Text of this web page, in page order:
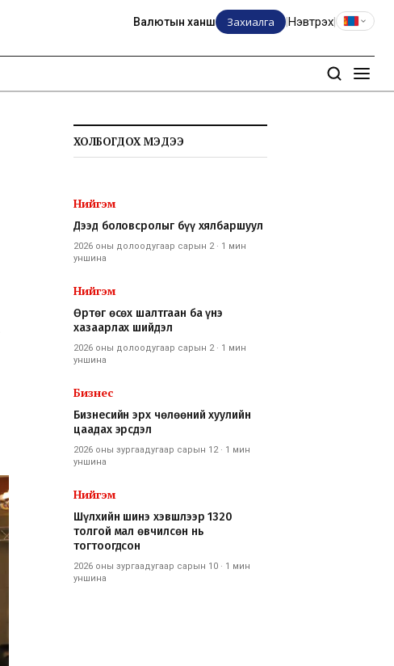
Валютын ханш Захиалга Нэвтрэх
ХОЛБОГДОХ МЭДЭЭ
Нийгэм
Дээд боловсролыг бүү хялбаршуул
2026 оны долоодугаар сарын 2· 1 мин
уншина
Нийгэм
Өртөг өсөх шалтгаан ба үнэ
хазаарлах шийдэл
2026 оны долоодугаар сарын 2· 1 мин
уншина
Бизнес
Бизнесийн эрх чөлөөний хуулийн
цаадах эрсдэл
2026 оны зургаадугаар сарын 12· 1 мин
уншина
Нийгэм
Шүлхийн шинэ хэвшлээр 1320
толгой мал өвчилсөн нь
тогтоогдсон
2026 оны зургаадугаар сарын 10 · 1 мин
уншина